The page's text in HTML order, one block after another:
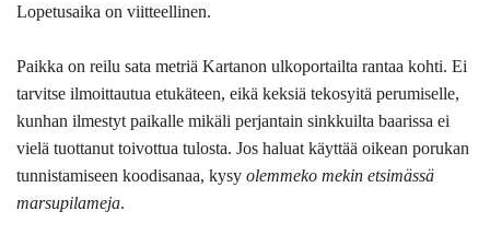
Lopetusaika on viitteellinen.
Paikka on reilu sata metriä Kartanon ulkoportailta rantaa kohti. Ei
tarvitse ilmoittautua etukäteen, eikä keksiä tekosyitä perumiselle,
kunhan ilmestyt paikalle mikäli perjantain sinkkuilta baarissa ei
vielä tuottanut toivottua tulosta. Jos haluat käyttää oikean porukan
tunnistamiseen koodisanaa, kysy olemmeko mekin etsimässä
marsupilameja.